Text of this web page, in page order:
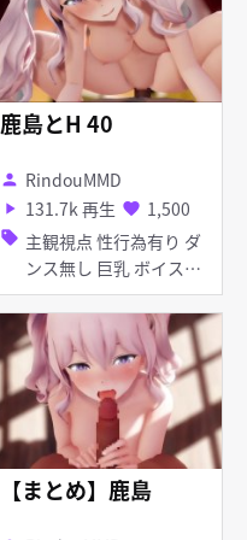
鹿島とH 40
person RindouMMD
play_arrow 131.7k 再生 favorite 1,500
sell 主観視点 性行為有り ダ
ンス無し 巨乳 ボイス有
り イチャラブ・あまあま
ぽんぷ長式モデル
【まとめ】鹿島